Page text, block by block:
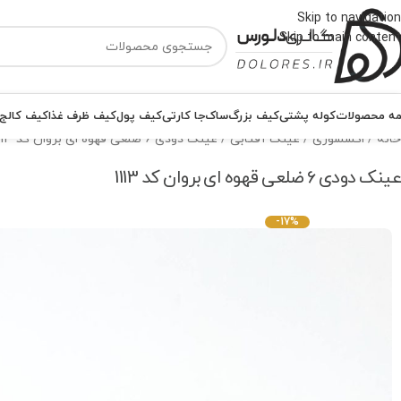
Skip to navigation
Skip to main content
محصولاتکوله پشتیکیف بزرگساکجا کارتیکیف پولکیف ظرف غذاکیف کالج
خانه اکسسوری عینک آفتابی عینک دودی 6 ضلعی قهوه ای بروان کد 1113
عینک دودی 6 ضلعی قهوه ای بروان کد 1113
-17%